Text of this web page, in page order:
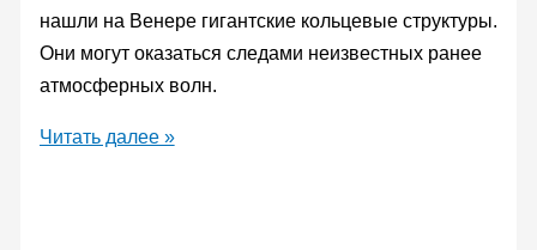
нашли на Венере гигантские кольцевые структуры.
Они могут оказаться следами неизвестных ранее
атмосферных волн.
В
Читать далее »